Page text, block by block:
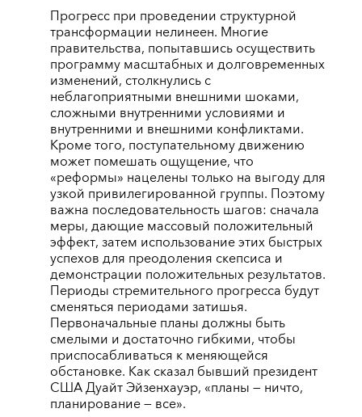
Прогресс при проведении структурной
трансформации нелинеен. Многие
правительства, попытавшись осуществить
программу масштабных и долговременных
изменений, столкнулись с
неблагоприятными внешними шоками,
сложными внутренними условиями и
внутренними и внешними конфликтами.
Кроме того, поступательному движению
может помешать ощущение, что
«реформы» нацелены только на выгоду для
узкой привилегированной группы. Поэтому
важна последовательность шагов: сначала
меры, дающие массовый положительный
эффект, затем использование этих быстрых
успехов для преодоления скепсиса и
демонстрации положительных результатов.
Периоды стремительного прогресса будут
сменяться периодами затишья.
Первоначальные планы должны быть
смелыми и достаточно гибкими, чтобы
приспосабливаться к меняющейся
обстановке. Как сказал бывший президент
США Дуайт Эйзенхауэр, «планы ― ничто,
планирование ― все».